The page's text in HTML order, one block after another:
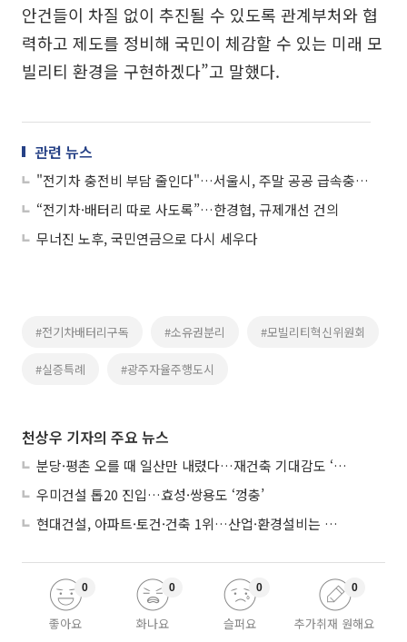
안건들이 차질 없이 추진될 수 있도록 관계부처와 협
력하고 제도를 정비해 국민이 체감할 수 있는 미래 모
빌리티 환경을 구현하겠다”고 말했다.
관련 뉴스
"전기차 충전비 부담 줄인다"…서울시, 주말 공공 급속충전 요금 인하
“전기차·배터리 따로 사도록”…한경협, 규제개선 건의
무너진 노후, 국민연금으로 다시 세우다
#전기차배터리구독 #소유권분리 #모빌리티혁신위원회
#실증특례 #광주자율주행도시
천상우 기자의 주요 뉴스
분당·평촌 오를 때 일산만 내렸다…재건축 기대감도 ‘무색’
우미건설 톱20 진입…효성·쌍용도 ‘껑충’
현대건설, 아파트·토건·건축 1위…산업·환경설비는 삼성E&A
좋아요
0
화나요
0
슬퍼요
0
추가취재 원해요
0